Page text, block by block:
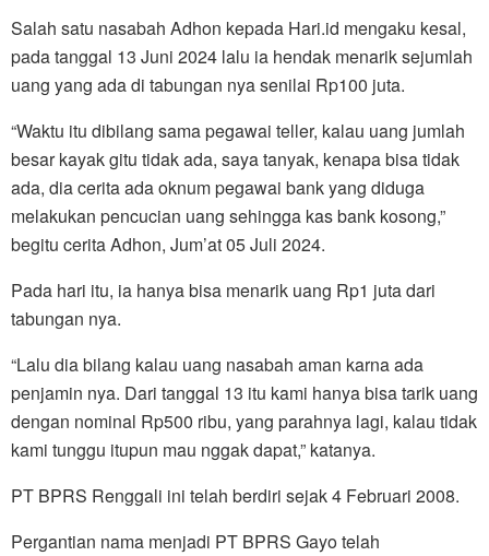
Salah satu nasabah Adhon kepada Hari.id mengaku kesal,
pada tanggal 13 Juni 2024 lalu ia hendak menarik sejumlah
uang yang ada di tabungan nya senilai Rp100 juta.
“Waktu itu dibilang sama pegawai teller, kalau uang jumlah
besar kayak gitu tidak ada, saya tanyak, kenapa bisa tidak
ada, dia cerita ada oknum pegawai bank yang diduga
melakukan pencucian uang sehingga kas bank kosong,”
begitu cerita Adhon, Jum’at 05 Juli 2024.
Pada hari itu, ia hanya bisa menarik uang Rp1 juta dari
tabungan nya.
“Lalu dia bilang kalau uang nasabah aman karna ada
penjamin nya. Dari tanggal 13 itu kami hanya bisa tarik uang
dengan nominal Rp500 ribu, yang parahnya lagi, kalau tidak
kami tunggu itupun mau nggak dapat,” katanya.
PT BPRS Renggali ini telah berdiri sejak 4 Februari 2008.
Pergantian nama menjadi PT BPRS Gayo telah